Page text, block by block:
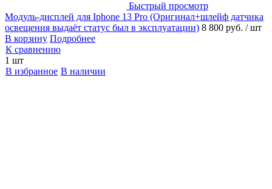
Быстрый просмотр
Модуль-дисплей для Iphone 13 Pro (Оригинал+шлейф датчика
освещения выдаёт статус был в эксплуатации) 8 800 руб. / шт
В корзину Подробнее
К сравнению
1 шт
В избранное В наличии